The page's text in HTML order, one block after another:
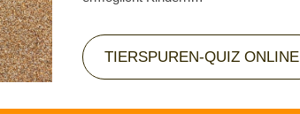
TIERSPUREN-QUIZ ONLINE